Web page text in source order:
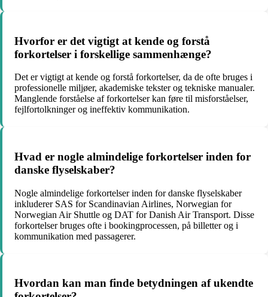
Hvorfor er det vigtigt at kende og forstå
forkortelser i forskellige sammenhænge?
Det er vigtigt at kende og forstå forkortelser, da de ofte bruges i
professionelle miljøer, akademiske tekster og tekniske manualer.
Manglende forståelse af forkortelser kan føre til misforståelser,
fejlfortolkninger og ineffektiv kommunikation.
Hvad er nogle almindelige forkortelser inden for
danske flyselskaber?
Nogle almindelige forkortelser inden for danske flyselskaber
inkluderer SAS for Scandinavian Airlines, Norwegian for
Norwegian Air Shuttle og DAT for Danish Air Transport. Disse
forkortelser bruges ofte i bookingprocessen, på billetter og i
kommunikation med passagerer.
Hvordan kan man finde betydningen af ukendte